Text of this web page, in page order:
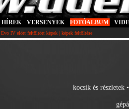
HÍREK VERSENYEK FOTÓALBUM
Evo IV előtt feltöltött képek | képek feltöltése
kocsik és részletek